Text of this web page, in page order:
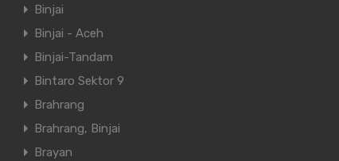
Binjai
Binjai - Aceh
Binjai-Tandam
Bintaro Sektor 9
Brahrang
Brahrang, Binjai
Brayan